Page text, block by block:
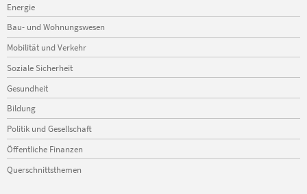
Energie
Bau- und Wohnungswesen
Mobilität und Verkehr
Soziale Sicherheit
Gesundheit
Bildung
Politik und Gesellschaft
Öffentliche Finanzen
Querschnittsthemen